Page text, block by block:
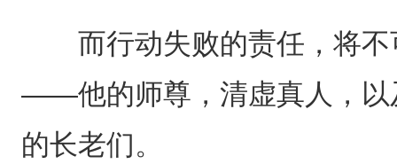
而行动失败的责任，将不
——他的师尊，清虚真人，以
的长老们。